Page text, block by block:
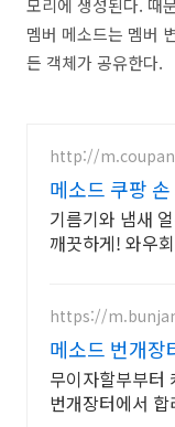
모리에 생성된다. 때
멤버 메소드는 멤버
든 객체가 공유한다.
http://
메소드 쿠팡
없이
기름기와 냄새
깨끗하게! 와우
https://
메소드 번개장
드 중고거래
무이자할부부터
번개장터에서